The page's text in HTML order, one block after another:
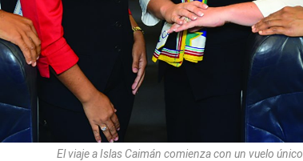
El viaje a Islas Caimán comienza con un vuelo único